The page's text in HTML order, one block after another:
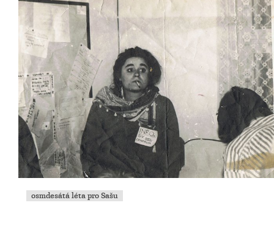
osmdesátá léta pro Sašu